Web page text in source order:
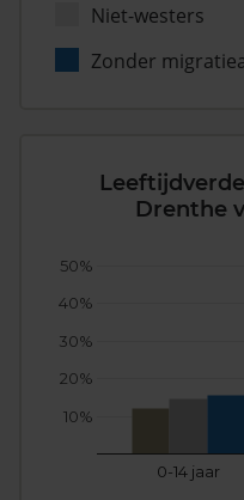
Niet-westers
Zonder
Drenthe
0-14 jaar
10%
20%
30%
40%
50%